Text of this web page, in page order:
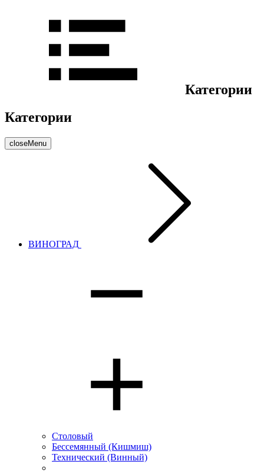
Категории
Категории
closeMenu
ВИНОГРАД
Столовый
Бессемянный (Кишмиш)
Технический (Винный)